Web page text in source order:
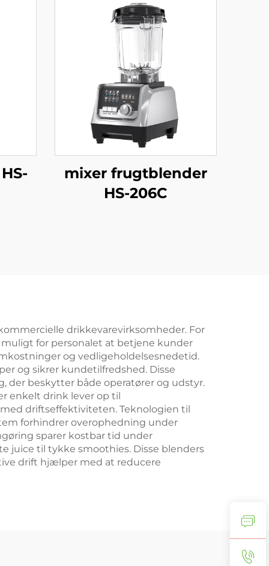
mixer frugtblender
HS-206C
drikkevarevirksomheder. For
for personalet at betjene kunder
og vedligeholdelsesnedetid.
og sikrer kundetilfredshed. Disse
der beskytter både operatører og udstyr.
enkelt drink lever op til
driftseffektiviteten. Teknologien til
forhindrer overophedning under
sparer kostbar tid under
juice til tykke smoothies. Disse blenders
drift hjælper med at reducere